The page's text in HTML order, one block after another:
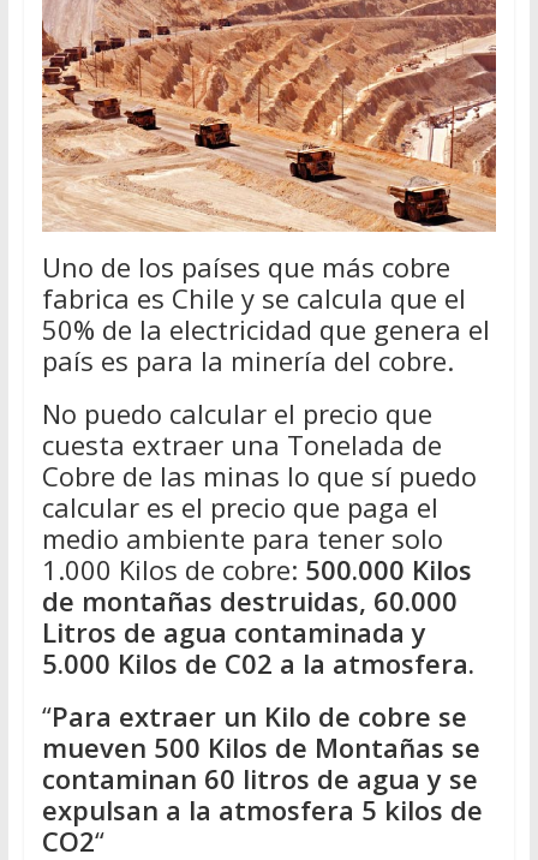
Uno de los países que más cobre
fabrica es Chile y se calcula que el
50% de la electricidad que genera el
país es para la minería del cobre.
No puedo calcular el precio que
cuesta extraer una Tonelada de
Cobre de las minas lo que sí puedo
calcular es el precio que paga el
medio ambiente para tener solo
1.000 Kilos de cobre: 500.000 Kilos
de montañas destruidas, 60.000
Litros de agua contaminada y
5.000 Kilos de C02 a la atmosfera.
“Para extraer un Kilo de cobre se
mueven 500 Kilos de Montañas se
contaminan 60 litros de agua y se
expulsan a la atmosfera 5 kilos de
CO2“